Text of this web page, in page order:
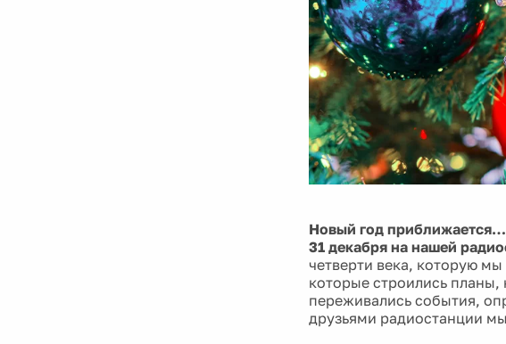
Новый год приближается…
31 декабря на нашей
четверти века, которую
которые строились
переживались события,
друзьями радиостанции